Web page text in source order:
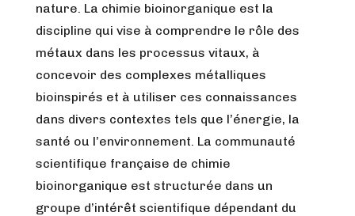
nature. La chimie bioinorganique est la
discipline qui vise à comprendre le rôle des
métaux dans les processus vitaux, à
concevoir des complexes métalliques
bioinspirés et à utiliser ces connaissances
dans divers contextes tels que l’énergie, la
santé ou l’environnement. La communauté
scientifique française de chimie
bioinorganique est structurée dans un
groupe d’intérêt scientifique dépendant du